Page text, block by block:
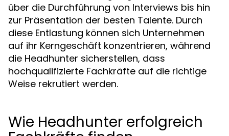
über die Durchführung von Interviews bis hin
zur Präsentation der besten Talente. Durch
diese Entlastung können sich Unternehmen
auf ihr Kerngeschäft konzentrieren, während
die Headhunter sicherstellen, dass
hochqualifizierte Fachkräfte auf die richtige
Weise rekrutiert werden.
Wie Headhunter erfolgreich